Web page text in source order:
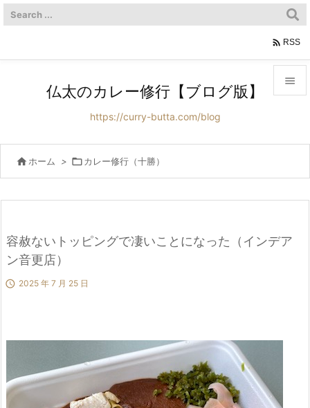




 RSS
仏太のカレー修行【ブログ版】
https://curry-butta.com/blog
 ホーム >  カレー修行（十勝）
容赦ないトッピングで凄いことになった（インデア
ン音更店）
 2025 年 7 月 25 日